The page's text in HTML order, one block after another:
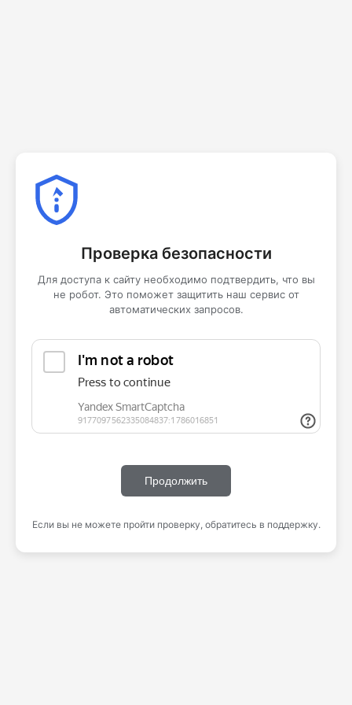
Проверка безопасности
Для доступа к сайту необходимо подтвердить, что вы
не робот. Это поможет защитить наш сервис от
автоматических запросов.
Продолжить
Если вы не можете пройти проверку, обратитесь в поддержку.